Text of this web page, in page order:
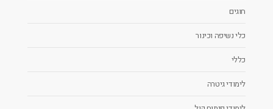
חוגים
כלי נשיפה וכינור
כללי
לימודי גיטרה